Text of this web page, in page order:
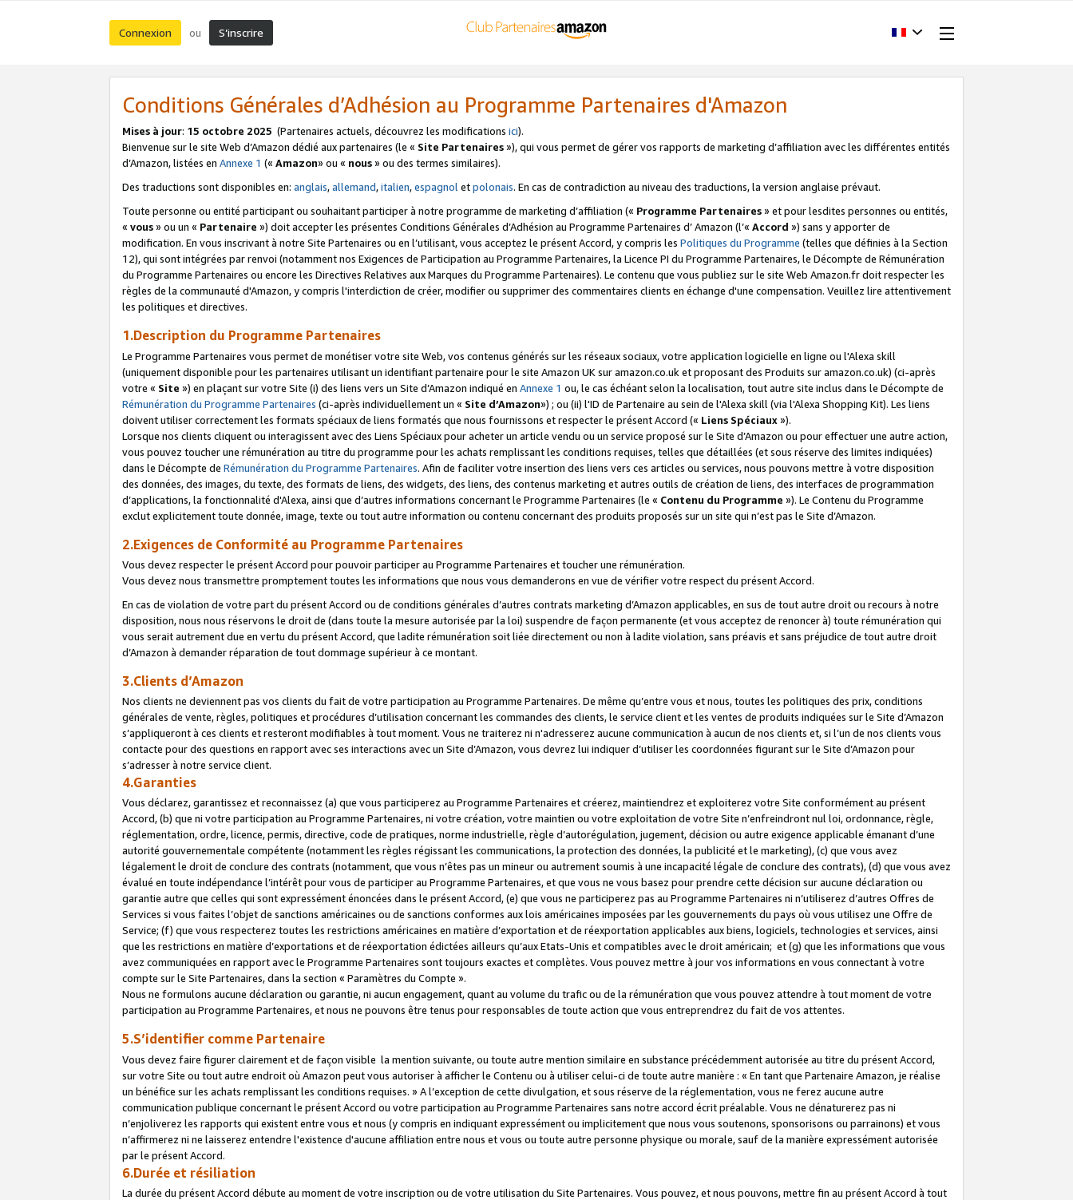
Connexion ou S’inscrire
Conditions Générales d’Adhésion au Programme Partenaires d'Amazon
Mises à jour: 15 octobre 2025 (Partenaires actuels, découvrez les modifications ici).
Bienvenue sur le site Web d’Amazon dédié aux partenaires (le « Site Partenaires»), qui vous permet de gérer vos rapports de marketing d’affiliation avec les différentes entités
d’Amazon, listées en Annexe 1 (« Amazon» ou « nous» ou des termes similaires).
Des traductions sont disponibles en: anglais,allemand,italien,espagnoletpolonais. En cas de contradiction au niveau des traductions, la version anglaise prévaut.
Toute personne ou entité participant ou souhaitant participer à notre programme de marketing d’affiliation (« Programme Partenaires» et pour lesdites personnes ou entités,
« vous» ou un « Partenaire ») doit accepter les présentes Conditions Générales d’Adhésion au Programme Partenaires d’ Amazon (l’« Accord ») sans y apporter de
modification. En vous inscrivant à notre Site Partenaires ou en l’utilisant, vous acceptez le présent Accord, y compris les Politiques du Programme (telles que définies à la Section
12), qui sont intégrées par renvoi (notamment nos Exigences de Participation au Programme Partenaires, la Licence PI du Programme Partenaires, le Décompte de Rémunération
du Programme Partenaires ou encore les Directives Relatives aux Marques du Programme Partenaires). Le contenu que vous publiez sur le site Web Amazon.fr doit respecter les
règles de la communauté d'Amazon, y compris l'interdiction de créer, modifier ou supprimer des commentaires clients en échange d'une compensation. Veuillez lire attentivement
les politiques et directives.
1.Description du Programme Partenaires
Le Programme Partenaires vous permet de monétiser votre site Web, vos contenus générés sur les réseaux sociaux, votre application logicielle en ligne ou l'Alexa skill
(uniquement disponible pour les partenaires utilisant un identifiant partenaire pour le site Amazon UK sur amazon.co.uk et proposant des Produits sur amazon.co.uk) (ci-après
votre « Site ») en plaçant sur votre Site (i) des liens vers un Site d’Amazon indiqué en Annexe 1 ou, le cas échéant selon la localisation, tout autre site inclus dans le Décompte de
Rémunération du Programme Partenaires (ci-après individuellement un « Site d’Amazon») ; ou (ii) l'ID de Partenaire au sein de l'Alexa skill (via l'Alexa Shopping Kit). Les liens
doivent utiliser correctement les formats spéciaux de liens formatés que nous fournissons et respecter le présent Accord (« Liens Spéciaux»).
Lorsque nos clients cliquent ou interagissent avec des Liens Spéciaux pour acheter un article vendu ou un service proposé sur le Site d’Amazon ou pour effectuer une autre action,
vous pouvez toucher une rémunération au titre du programme pour les achats remplissant les conditions requises, telles que détaillées (et sous réserve des limites indiquées)
dans le Décompte de Rémunération du Programme Partenaires. Afin de faciliter votre insertion des liens vers ces articles ou services, nous pouvons mettre à votre disposition
des données, des images, du texte, des formats de liens, des widgets, des liens, des contenus marketing et autres outils de création de liens, des interfaces de programmation
d’applications, la fonctionnalité d'Alexa, ainsi que d’autres informations concernant le Programme Partenaires (le « Contenu du Programme »). Le Contenu du Programme
exclut explicitement toute donnée, image, texte ou tout autre information ou contenu concernant des produits proposés sur un site qui n’est pas le Site d’Amazon.
2.Exigences de Conformité au Programme Partenaires
Vous devez respecter le présent Accord pour pouvoir participer au Programme Partenaires et toucher une rémunération.
Vous devez nous transmettre promptement toutes les informations que nous vous demanderons en vue de vérifier votre respect du présent Accord.
En cas de violation de votre part du présent Accord ou de conditions générales d’autres contrats marketing d’Amazon applicables, en sus de tout autre droit ou recours à notre
disposition, nous nous réservons le droit de (dans toute la mesure autorisée par la loi) suspendre de façon permanente (et vous acceptez de renoncer à) toute rémunération qui
vous serait autrement due en vertu du présent Accord, que ladite rémunération soit liée directement ou non à ladite violation, sans préavis et sans préjudice de tout autre droit
d’Amazon à demander réparation de tout dommage supérieur à ce montant.
3.Clients d’Amazon
Nos clients ne deviennent pas vos clients du fait de votre participation au Programme Partenaires. De même qu’entre vous et nous, toutes les politiques des prix, conditions
générales de vente, règles, politiques et procédures d’utilisation concernant les commandes des clients, le service client et les ventes de produits indiquées sur le Site d’Amazon
s’appliqueront à ces clients et resteront modifiables à tout moment. Vous ne traiterez ni n'adresserez aucune communication à aucun de nos clients et, si l’un de nos clients vous
contacte pour des questions en rapport avec ses interactions avec un Site d’Amazon, vous devrez lui indiquer d’utiliser les coordonnées figurant sur le Site d’Amazon pour
s’adresser à notre service client.
4.Garanties
Vous déclarez, garantissez et reconnaissez (a) que vous participerez au Programme Partenaires et créerez, maintiendrez et exploiterez votre Site conformément au présent
Accord, (b) que ni votre participation au Programme Partenaires, ni votre création, votre maintien ou votre exploitation de votre Site n’enfreindront nul loi, ordonnance, règle,
réglementation, ordre, licence, permis, directive, code de pratiques, norme industrielle, règle d’autorégulation, jugement, décision ou autre exigence applicable émanant d’une
autorité gouvernementale compétente (notamment les règles régissant les communications, la protection des données, la publicité et le marketing), (c) que vous avez
légalement le droit de conclure des contrats (notamment, que vous n’êtes pas un mineur ou autrement soumis à une incapacité légale de conclure des contrats), (d) que vous avez
évalué en toute indépendance l’intérêt pour vous de participer au Programme Partenaires, et que vous ne vous basez pour prendre cette décision sur aucune déclaration ou
garantie autre que celles qui sont expressément énoncées dans le présent Accord, (e) que vous ne participerez pas au Programme Partenaires ni n’utiliserez d’autres Offres de
Services si vous faites l’objet de sanctions américaines ou de sanctions conformes aux lois américaines imposées par les gouvernements du pays où vous utilisez une Offre de
Service; (f) que vous respecterez toutes les restrictions américaines en matière d’exportation et de réexportation applicables aux biens, logiciels, technologies et services, ainsi
que les restrictions en matière d’exportations et de réexportation édictées ailleurs qu’aux Etats-Unis et compatibles avec le droit américain; et (g) que les informations que vous
avez communiquées en rapport avec le Programme Partenaires sont toujours exactes et complètes. Vous pouvez mettre à jour vos informations en vous connectant à votre
compte sur le Site Partenaires, dans la section « Paramètres du Compte ».
Nous ne formulons aucune déclaration ou garantie, ni aucun engagement, quant au volume du trafic ou de la rémunération que vous pouvez attendre à tout moment de votre
participation au Programme Partenaires, et nous ne pouvons être tenus pour responsables de toute action que vous entreprendrez du fait de vos attentes.
5.S’identifier comme Partenaire
Vous devez faire figurer clairement et de façon visible la mention suivante, ou toute autre mention similaire en substance précédemment autorisée au titre du présent Accord,
sur votre Site ou tout autre endroit où Amazon peut vous autoriser à afficher le Contenu ou à utiliser celui-ci de toute autre manière : « En tant que Partenaire Amazon, je réalise
un bénéfice sur les achats remplissant les conditions requises. » A l’exception de cette divulgation, et sous réserve de la réglementation, vous ne ferez aucune autre
communication publique concernant le présent Accord ou votre participation au Programme Partenaires sans notre accord écrit préalable. Vous ne dénaturerez pas ni
n’enjoliverez les rapports qui existent entre vous et nous (y compris en indiquant expressément ou implicitement que nous vous soutenons, sponsorisons ou parrainons) et vous
n’affirmerez ni ne laisserez entendre l'existence d'aucune affiliation entre nous et vous ou toute autre personne physique ou morale, sauf de la manière expressément autorisée
par le présent Accord.
6.Durée et résiliation
La durée du présent Accord débute au moment de votre inscription ou de votre utilisation du Site Partenaires. Vous pouvez, et nous pouvons, mettre fin au présent Accord à tout